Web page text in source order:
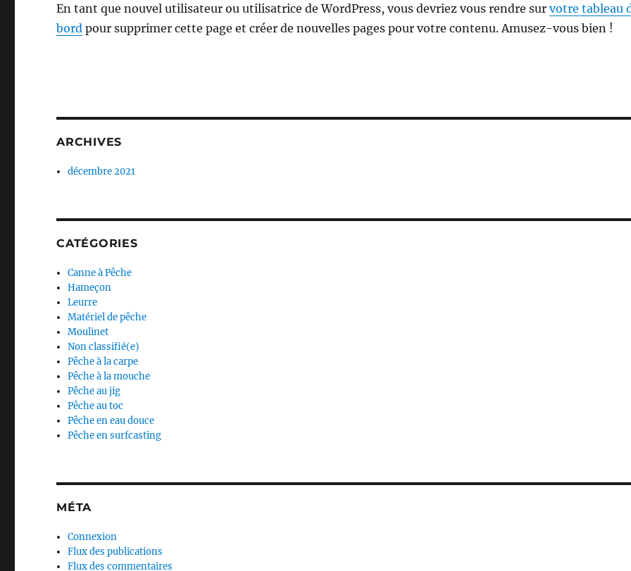
En tant que nouvel utilisateur ou utilisatrice de WordPress, vous devriez vous rendre survotre tableau
bord pour supprimer cette page et créer de nouvelles pages pour votre contenu. Amusez-vous bien !
ARCHIVES
décembre 2021
CATÉGORIES
Canne à Pêche
Hameçon
Leurre
Matériel de pêche
Moulinet
Non classifié(e)
Pêche à la carpe
Pêche à la mouche
Pêche au jig
Pêche au toc
Pêche en eau douce
Pêche en surfcasting
MÉTA
Connexion
Flux des publications
Flux des commentaires